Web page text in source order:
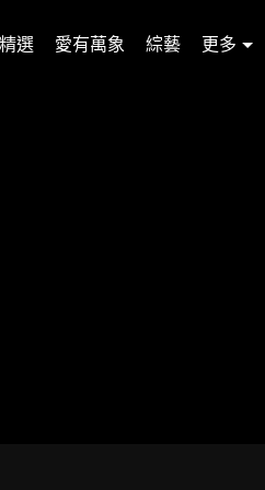
精選 愛有萬象 綜藝 更多